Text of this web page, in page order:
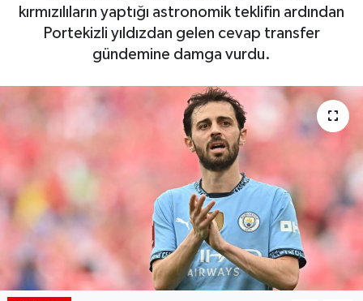
kırmızılıların yaptığı astronomik teklifin ardından
Portekizli yıldızdan gelen cevap transfer
gündemine damga vurdu.
Siyaset
Yaşam